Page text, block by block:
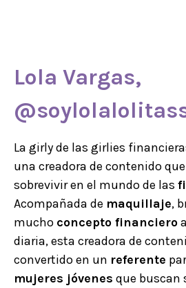
Lola Vargas,
La girly de las girlies
una creadora de contenido
sobrevivir en el mundo de las
Acompañada de maquillaje,
mucho concepto financiero
diaria, esta creadora de
convertido en un referente
mujeres jóvenes que buscan